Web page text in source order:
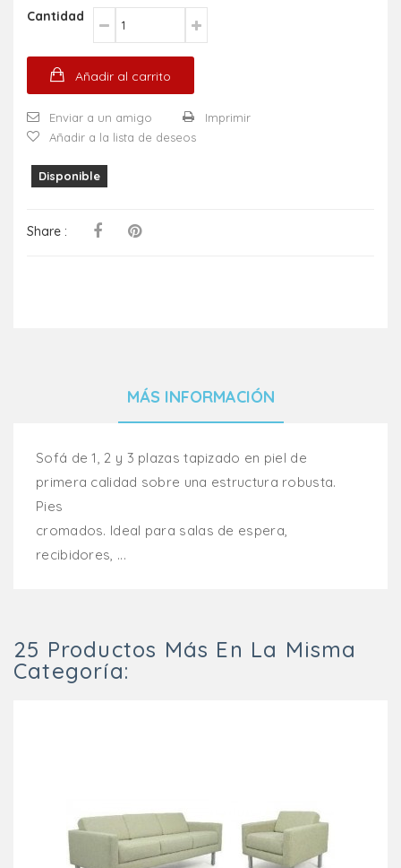
Cantidad
Añadir al carrito
Enviar a un amigo
Imprimir
Añadir a la lista de deseos
Disponible
Share :
MÁS INFORMACIÓN
Sofá de 1, 2 y 3 plazas tapizado en piel de
primera calidad sobre una estructura robusta.
Pies
cromados. Ideal para salas de espera,
recibidores, ...
25 Productos Más En La Misma
Categoría: